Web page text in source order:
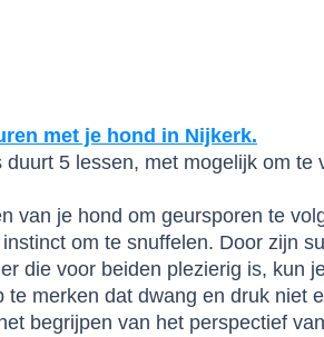
met je hond in Nijkerk.
duurt 5 lessen, met mogelijk om te
van je hond om geursporen te
om te snuffelen. Door zijn
die voor beiden plezierig is, kun
te merken dat dwang en druk niet
begrijpen van het perspectief